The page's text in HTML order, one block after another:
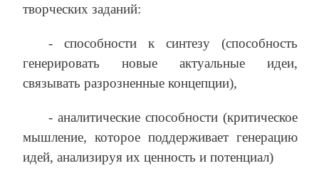
творческих заданий:
- способности к синтезу (способность
генерировать новые актуальные идеи,
связывать разрозненные концепции),
- аналитические способности (критическое
мышление, которое поддерживает генерацию
идей, анализируя их ценность и потенциал)